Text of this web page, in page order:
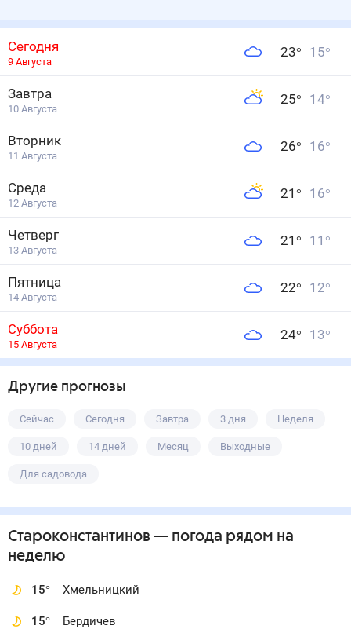
Сегодня
9 Августа
23° 15°
Завтра
10 Августа
25° 14°
Вторник
11 Августа
26° 16°
Среда
12 Августа
21 ° 16°
Четверг
13 Августа
21 ° 11 °
Пятница
14 Августа
22° 12°
Суббота
15 Августа
24° 13°
Другие прогнозы
Сейчас Сегодня Завтра 3 дня Неделя
10 дней 14 дней Месяц Выходные
Для садовода
Староконстантинов — погода рядом на
неделю
15° Хмельницкий
15° Бердичев